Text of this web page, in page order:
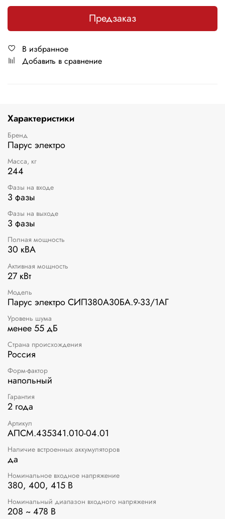
Предзаказ
В избранное
Добавить в сравнение
Характеристики
Бренд
Парус электро
Масса, кг
244
Фазы на входе
3 фазы
Фазы на выходе
3 фазы
Полная мощность
30 кВА
Активная мощность
27 кВт
Модель
Парус электро СИП380А30БА.9-33/1АГ
Уровень шума
менее 55 дБ
Страна происхождения
Россия
Форм-фактор
напольный
Гарантия
2 года
Артикул
АПСМ.435341.010-04.01
Наличие встроенных аккумуляторов
да
Номинальное входное напряжение
380, 400, 415 В
Номинальный диапазон входного напряжения
208 ~ 478 В